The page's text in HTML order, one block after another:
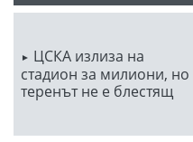
ЦСКА излиза на
стадион за милиони, но
теренът не е блестящ